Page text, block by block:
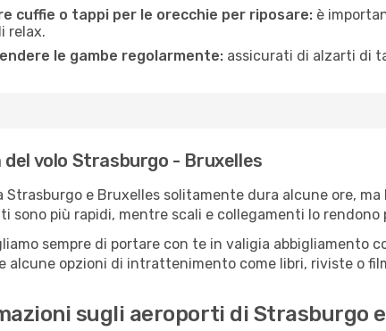
cuffie o tappi per le orecchie per riposare: è
relax.
le gambe regolarmente: assicurati di alzarti di
del volo Strasburgo - Bruxelles
Strasburgo e Bruxelles solitamente dura alcune ore,
sono più rapidi, mentre scali e collegamenti lo rendono
sempre di portare con te in valigia abbigliamento
alcune opzioni di intrattenimento come libri, riviste o
sugli aeroporti di Strasburgo